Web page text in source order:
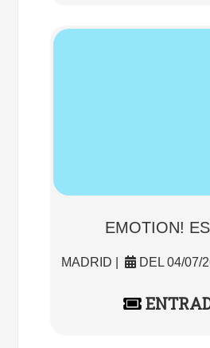
EMOTION!
MADRID | DEL 04/07/